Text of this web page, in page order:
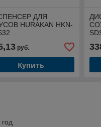
ДЛЯ
HURAKAN HKN-
руб.
Купить